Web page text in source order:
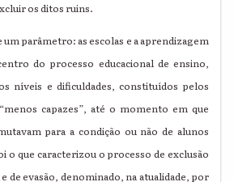
os ditos ruins.
parâmetro: as escolas e a aprendizagem
do processo educacional de ensino,
níveis e dificuldades, constituídos pelos
capazes”, até o momento em que
para a condição ou não de alunos
o que caracterizou o processo de exclusão
de evasão, denominado, na atualidade, por